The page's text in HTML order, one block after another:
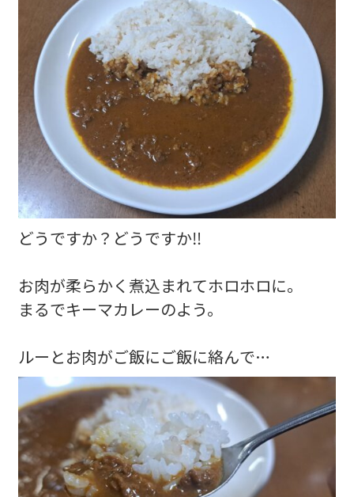
どうですか？どうですか‼️
お肉が柔らかく煮込まれてホロホロに。
まるでキーマカレーのよう。
ルーとお肉がご飯にご飯に絡んで…